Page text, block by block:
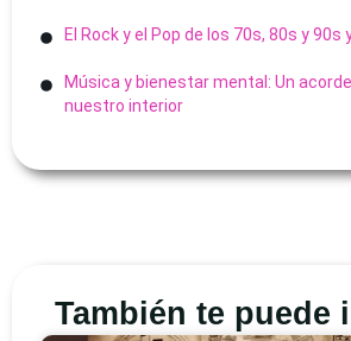
El Rock y el Pop de los 70s, 80s y 90s
Música y bienestar mental: Un
nuestro interior
También te puede